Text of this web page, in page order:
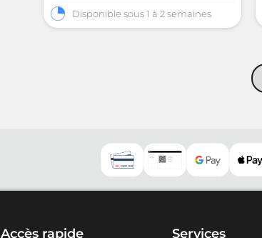
Disponible sous 1 à 2 semaines
Accès rapide Services